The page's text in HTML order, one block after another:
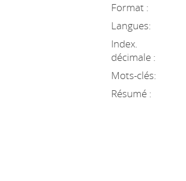
Format :
Langues:
Index.
décimale :
Mots-clés:
Résumé :